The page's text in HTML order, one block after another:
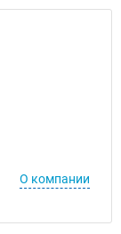
О компании